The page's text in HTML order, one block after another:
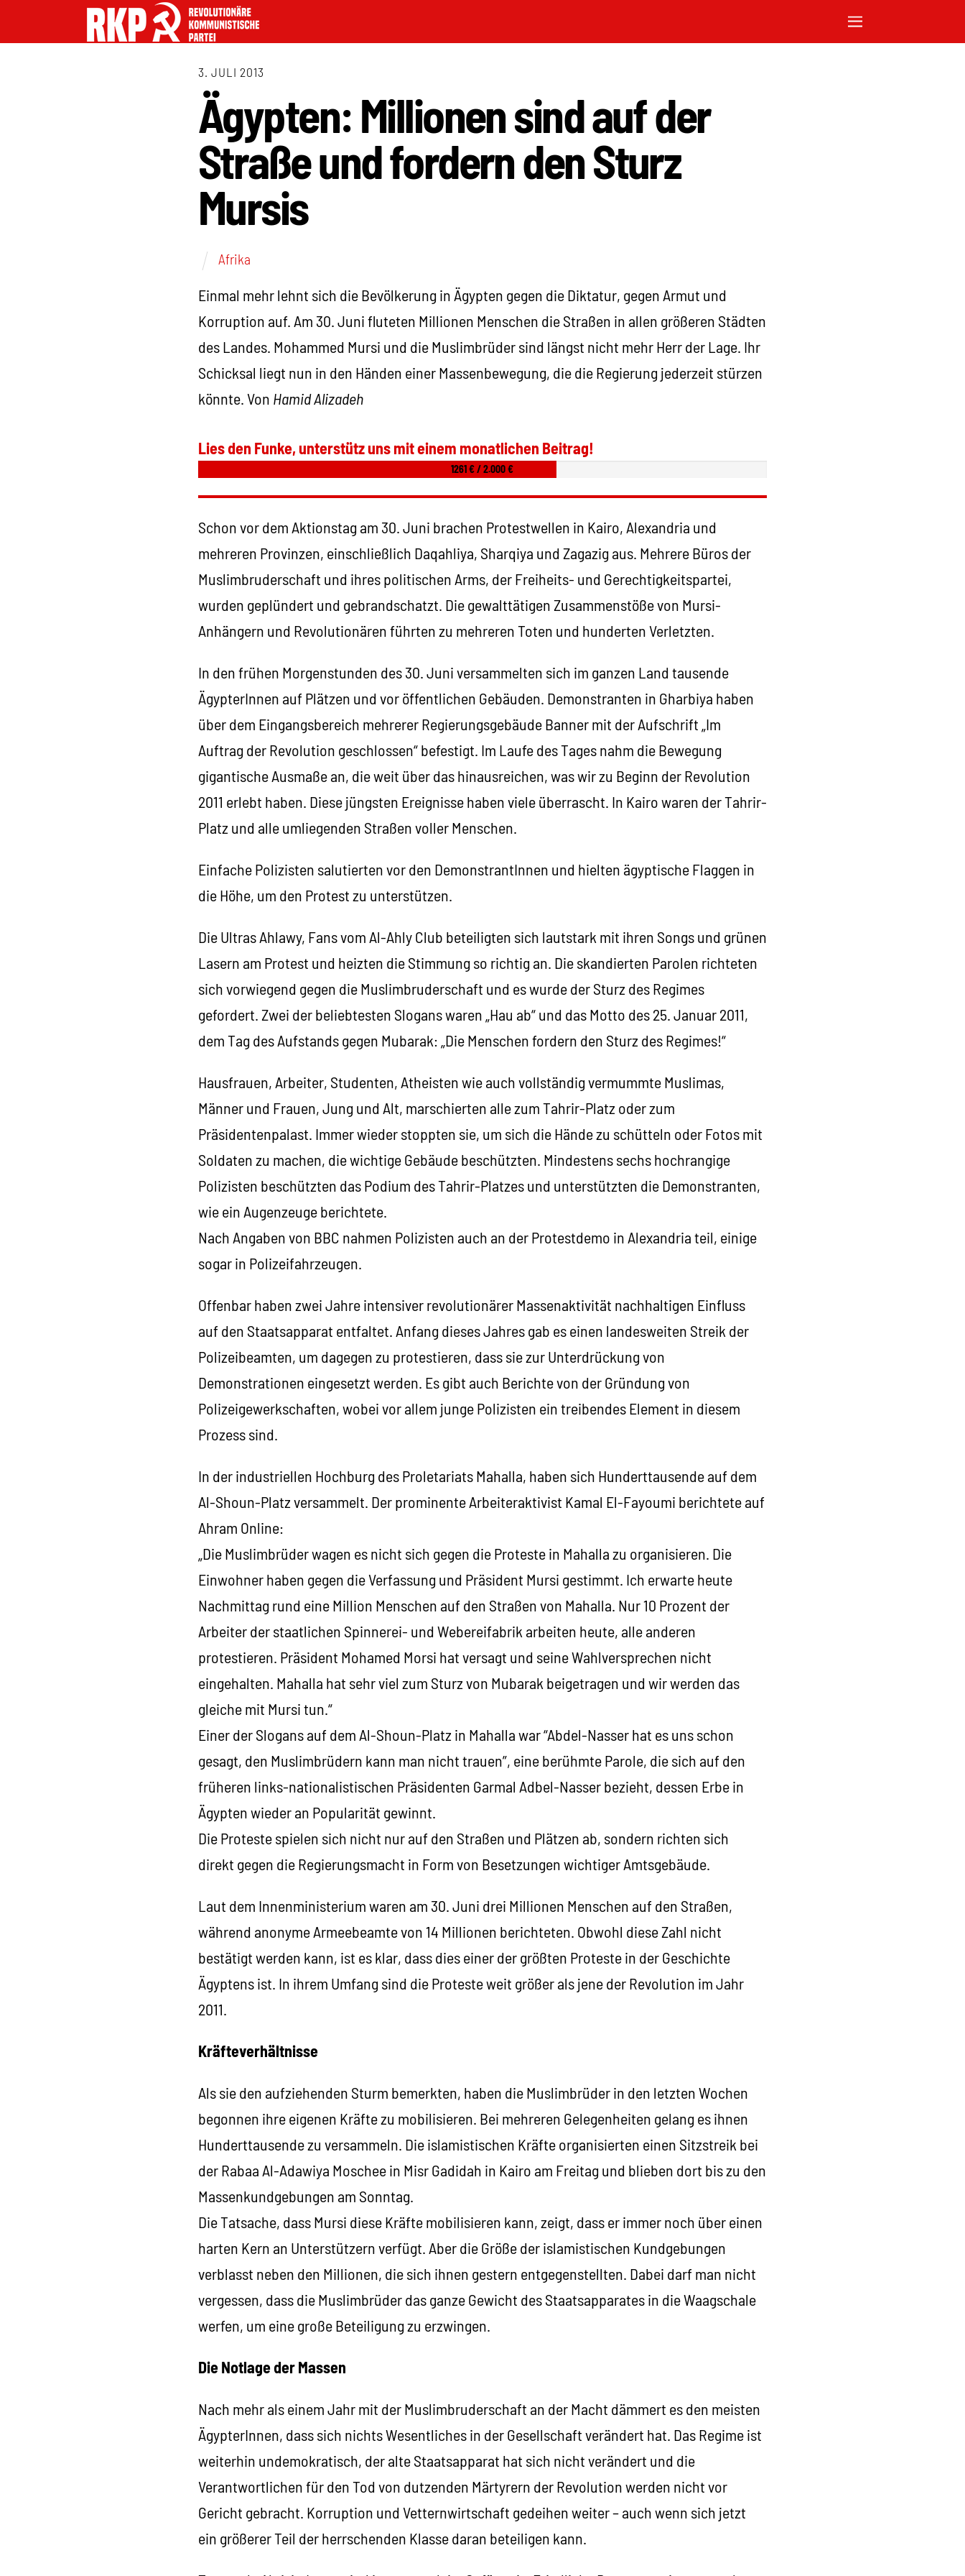
3. JULI 2013
Ägypten: Millionen sind auf der
Straße und fordern den Sturz
Mursis
Afrika
Einmal mehr lehnt sich die Bevölkerung in Ägypten gegen die Diktatur, gegen Armut und
Korruption auf. Am 30. Juni fluteten Millionen Menschen die Straßen in allen größeren Städten
des Landes. Mohammed Mursi und die Muslimbrüder sind längst nicht mehr Herr der Lage. Ihr
Schicksal liegt nun in den Händen einer Massenbewegung, die die Regierung jederzeit stürzen
könnte. Von Hamid Alizadeh
Lies den Funke, unterstütz uns mit einem monatlichen Beitrag!
1261 € / 2.000 €
Schon vor dem Aktionstag am 30. Juni brachen Protestwellen in Kairo, Alexandria und
mehreren Provinzen, einschließlich Daqahliya, Sharqiya und Zagazig aus. Mehrere Büros der
Muslimbruderschaft und ihres politischen Arms, der Freiheits- und Gerechtigkeitspartei,
wurden geplündert und gebrandschatzt. Die gewalttätigen Zusammenstöße von Mursi-
Anhängern und Revolutionären führten zu mehreren Toten und hunderten Verletzten.
In den frühen Morgenstunden des 30. Juni versammelten sich im ganzen Land tausende
ÄgypterInnen auf Plätzen und vor öffentlichen Gebäuden. Demonstranten in Gharbiya haben
über dem Eingangsbereich mehrerer Regierungsgebäude Banner mit der Aufschrift „Im
Auftrag der Revolution geschlossen“ befestigt. Im Laufe des Tages nahm die Bewegung
gigantische Ausmaße an, die weit über das hinausreichen, was wir zu Beginn der Revolution
2011 erlebt haben. Diese jüngsten Ereignisse haben viele überrascht. In Kairo waren der Tahrir-
Platz und alle umliegenden Straßen voller Menschen.
Einfache Polizisten salutierten vor den DemonstrantInnen und hielten ägyptische Flaggen in
die Höhe, um den Protest zu unterstützen.
Die Ultras Ahlawy, Fans vom Al-Ahly Club beteiligten sich lautstark mit ihren Songs und grünen
Lasern am Protest und heizten die Stimmung so richtig an. Die skandierten Parolen richteten
sich vorwiegend gegen die Muslimbruderschaft und es wurde der Sturz des Regimes
gefordert. Zwei der beliebtesten Slogans waren „Hau ab“ und das Motto des 25. Januar 2011,
dem Tag des Aufstands gegen Mubarak: „Die Menschen fordern den Sturz des Regimes!“
Hausfrauen, Arbeiter, Studenten, Atheisten wie auch vollständig vermummte Muslimas,
Männer und Frauen, Jung und Alt, marschierten alle zum Tahrir-Platz oder zum
Präsidentenpalast. Immer wieder stoppten sie, um sich die Hände zu schütteln oder Fotos mit
Soldaten zu machen, die wichtige Gebäude beschützten. Mindestens sechs hochrangige
Polizisten beschützten das Podium des Tahrir-Platzes und unterstützten die Demonstranten,
wie ein Augenzeuge berichtete.
Nach Angaben von BBC nahmen Polizisten auch an der Protestdemo in Alexandria teil, einige
sogar in Polizeifahrzeugen.
Offenbar haben zwei Jahre intensiver revolutionärer Massenaktivität nachhaltigen Einfluss
auf den Staatsapparat entfaltet. Anfang dieses Jahres gab es einen landesweiten Streik der
Polizeibeamten, um dagegen zu protestieren, dass sie zur Unterdrückung von
Demonstrationen eingesetzt werden. Es gibt auch Berichte von der Gründung von
Polizeigewerkschaften, wobei vor allem junge Polizisten ein treibendes Element in diesem
Prozess sind.
In der industriellen Hochburg des Proletariats Mahalla, haben sich Hunderttausende auf dem
Al-Shoun-Platz versammelt. Der prominente Arbeiteraktivist Kamal El-Fayoumi berichtete auf
Ahram Online:
„Die Muslimbrüder wagen es nicht sich gegen die Proteste in Mahalla zu organisieren. Die
Einwohner haben gegen die Verfassung und Präsident Mursi gestimmt. Ich erwarte heute
Nachmittag rund eine Million Menschen auf den Straßen von Mahalla. Nur 10 Prozent der
Arbeiter der staatlichen Spinnerei- und Webereifabrik arbeiten heute, alle anderen
protestieren. Präsident Mohamed Morsi hat versagt und seine Wahlversprechen nicht
eingehalten. Mahalla hat sehr viel zum Sturz von Mubarak beigetragen und wir werden das
gleiche mit Mursi tun.“
Einer der Slogans auf dem Al-Shoun-Platz in Mahalla war “Abdel-Nasser hat es uns schon
gesagt, den Muslimbrüdern kann man nicht trauen”, eine berühmte Parole, die sich auf den
früheren links-nationalistischen Präsidenten Garmal Adbel-Nasser bezieht, dessen Erbe in
Ägypten wieder an Popularität gewinnt.
Die Proteste spielen sich nicht nur auf den Straßen und Plätzen ab, sondern richten sich
direkt gegen die Regierungsmacht in Form von Besetzungen wichtiger Amtsgebäude.
Laut dem Innenministerium waren am 30. Juni drei Millionen Menschen auf den Straßen,
während anonyme Armeebeamte von 14 Millionen berichteten. Obwohl diese Zahl nicht
bestätigt werden kann, ist es klar, dass dies einer der größten Proteste in der Geschichte
Ägyptens ist. In ihrem Umfang sind die Proteste weit größer als jene der Revolution im Jahr
2011.
Kräfteverhältnisse
Als sie den aufziehenden Sturm bemerkten, haben die Muslimbrüder in den letzten Wochen
begonnen ihre eigenen Kräfte zu mobilisieren. Bei mehreren Gelegenheiten gelang es ihnen
Hunderttausende zu versammeln. Die islamistischen Kräfte organisierten einen Sitzstreik bei
der Rabaa Al-Adawiya Moschee in Misr Gadidah in Kairo am Freitag und blieben dort bis zu den
Massenkundgebungen am Sonntag.
Die Tatsache, dass Mursi diese Kräfte mobilisieren kann, zeigt, dass er immer noch über einen
harten Kern an Unterstützern verfügt. Aber die Größe der islamistischen Kundgebungen
verblasst neben den Millionen, die sich ihnen gestern entgegenstellten. Dabei darf man nicht
vergessen, dass die Muslimbrüder das ganze Gewicht des Staatsapparates in die Waagschale
werfen, um eine große Beteiligung zu erzwingen.
Die Notlage der Massen
Nach mehr als einem Jahr mit der Muslimbruderschaft an der Macht dämmert es den meisten
ÄgypterInnen, dass sich nichts Wesentliches in der Gesellschaft verändert hat. Das Regime ist
weiterhin undemokratisch, der alte Staatsapparat hat sich nicht verändert und die
Verantwortlichen für den Tod von dutzenden Märtyrern der Revolution werden nicht vor
Gericht gebracht. Korruption und Vetternwirtschaft gedeihen weiter – auch wenn sich jetzt
ein größerer Teil der herrschenden Klasse daran beteiligen kann.